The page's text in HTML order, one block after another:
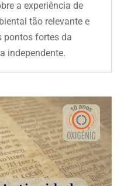
a experiência de
tão relevante e
pontos fortes da
independente.